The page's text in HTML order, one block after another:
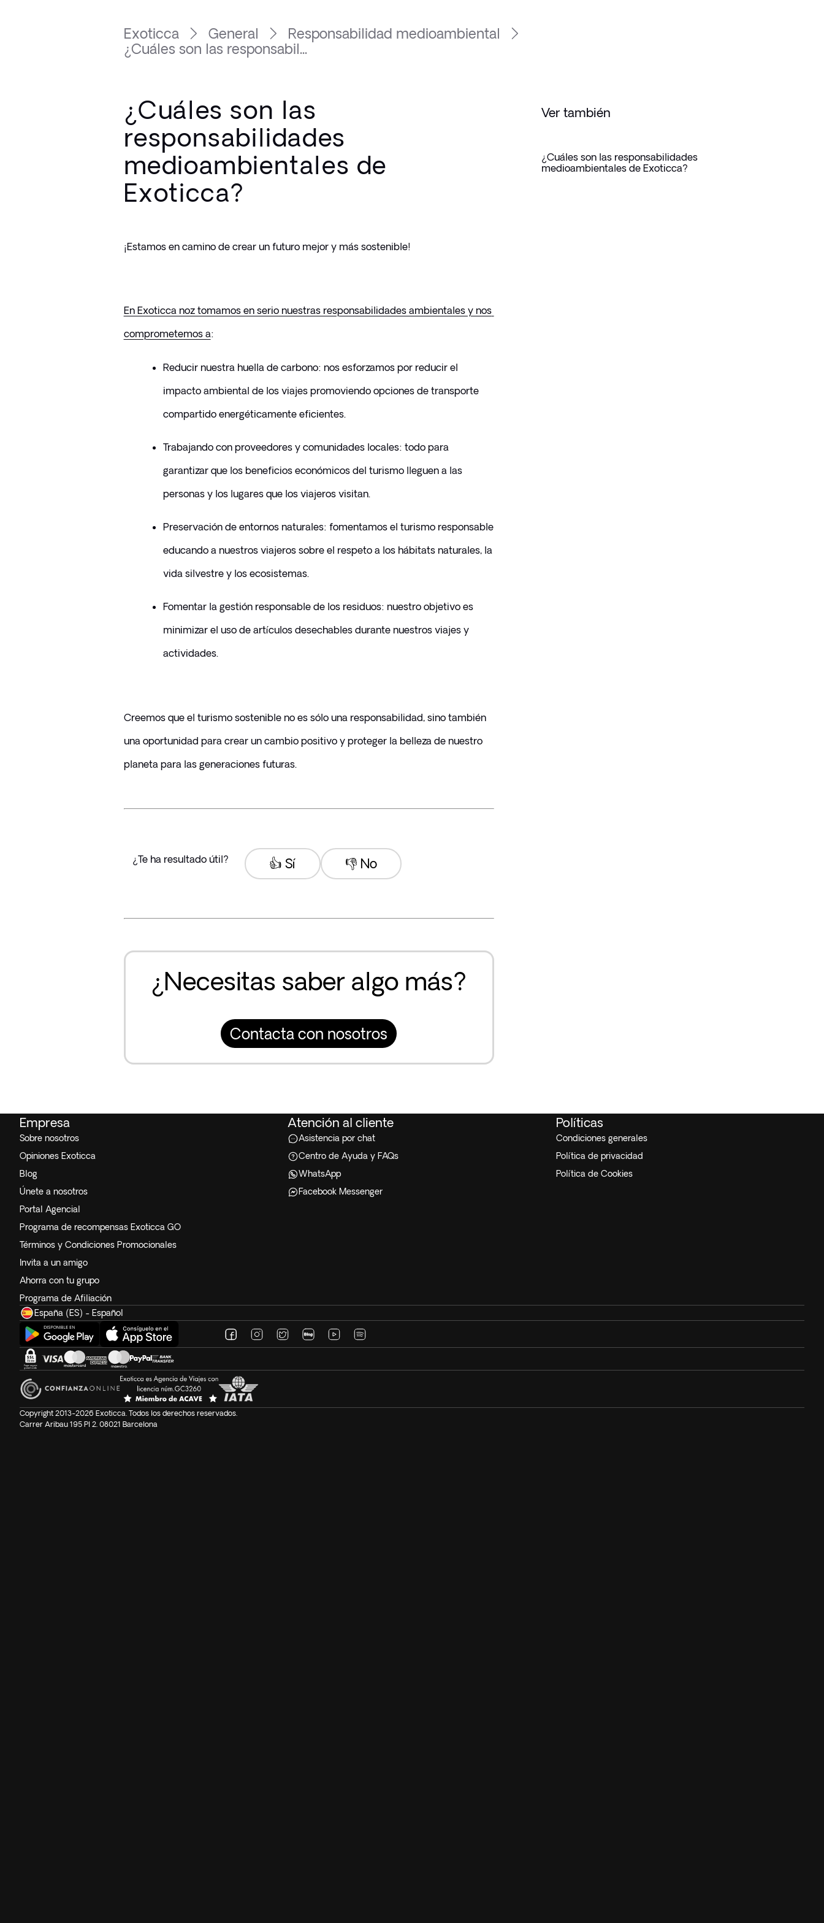
Exoticca General
Responsabilidad medioambiental
¿Cuáles son las responsabil...
¿Cuáles son las
responsabilidades
medioambientales de
Exoticca?
¡Estamos en camino de crear un futuro mejor y más sostenible!
En Exoticca noz tomamos en serio nuestras responsabilidades ambientales y nos
comprometemos a:
Reducir nuestra huella de carbono: nos esforzamos por reducir el
impacto ambiental de los viajes promoviendo opciones de transporte
compartido energéticamente eficientes.
Trabajando con proveedores y comunidades locales: todo para
garantizar que los beneficios económicos del turismo lleguen a las
personas y los lugares que los viajeros visitan.
Preservación de entornos naturales: fomentamos el turismo responsable
educando a nuestros viajeros sobre el respeto a los hábitats naturales, la
vida silvestre y los ecosistemas.
Fomentar la gestión responsable de los residuos: nuestro objetivo es
minimizar el uso de artículos desechables durante nuestros viajes y
actividades.
Creemos que el turismo sostenible no es sólo una responsabilidad, sino también
una oportunidad para crear un cambio positivo y proteger la belleza de nuestro
planeta para las generaciones futuras.
¿Te ha resultado útil? 👎 No
👍 Sí
¿Necesitas saber algo más?
Contacta con nosotros
Ver también
¿Cuáles son las responsabilidades
medioambientales de Exoticca?